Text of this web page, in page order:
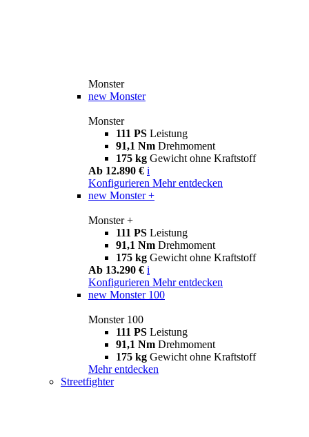
Monster
new Monster
Monster
111 PS Leistung
91,1 Nm Drehmoment
175 kg Gewicht ohne Kraftstoff
Ab 12.890 € i
Konfigurieren Mehr entdecken
new Monster +
Monster +
111 PS Leistung
91,1 Nm Drehmoment
175 kg Gewicht ohne Kraftstoff
Ab 13.290 € i
Konfigurieren Mehr entdecken
new Monster 100
Monster 100
111 PS Leistung
91,1 Nm Drehmoment
175 kg Gewicht ohne Kraftstoff
Mehr entdecken
Streetfighter